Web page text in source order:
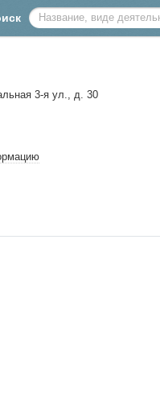
3-я ул., д. 30